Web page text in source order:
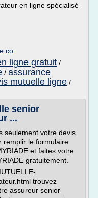
en ligne spécialisé
ligne gratuit /
/ assurance
mutuelle ligne /
senior
...
seulement votre devis
remplir le formulaire
et faites votre
gratuitement.
trouvez
assureur senior